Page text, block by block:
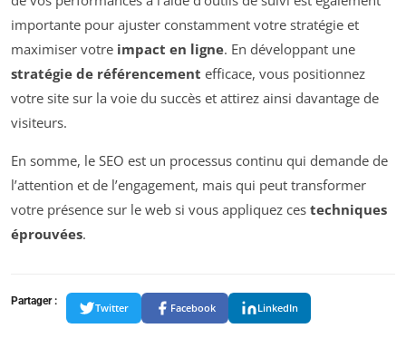
importante pour ajuster constamment votre stratégie et
maximiser votre impact en ligne. En développant une
stratégie de référencement efficace, vous positionnez
votre site sur la voie du succès et attirez ainsi davantage de
visiteurs.
En somme, le SEO est un processus continu qui demande de
l’attention et de l’engagement, mais qui peut transformer
votre présence sur le web si vous appliquez ces techniques
éprouvées.
Partager :
Twitter Facebook LinkedIn